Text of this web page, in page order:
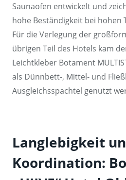
Saunaofen entwickelt und
hohe Beständigkeit bei hohen
Für die Verlegung der
übrigen Teil des Hotels kam
Leichtkleber Botament
als Dünnbett-, Mittel- und
Ausgleichsspachtel genutzt
Langlebigkeit
Koordination: